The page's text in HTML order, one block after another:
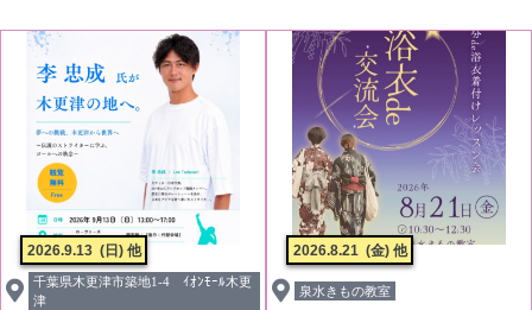
2026.9.13 (日) 他
千葉県木更津市築地1-4 ｲｵﾝﾓｰﾙ木更
津
2026.8.21 (金) 他
泉水きもの教室